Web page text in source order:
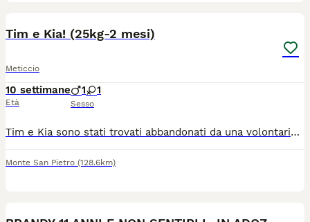
Tim e Kia! (25kg-2 mesi)
Meticcio
10 settimane
Età
1 1
Sesso
Tim e Kia sono stati trovati abbandonati da una volontaria in provincia di Caserta.. Stavano per finire in un fiume e stava per annegare.. Hanno 2 mesi e si affidano in tutto il centro nord Italia dopo il pre affido con la staffetta.. Contattare solo se veramente interessati.. Peseranno sui 25kg.. Vengono affidati vaccinati, microchippati e sverminati.... Chi adotta potrà essere seguito nella gestione, sicurezza e benessere del proprio cane.
Monte San Pietro (128.6km)